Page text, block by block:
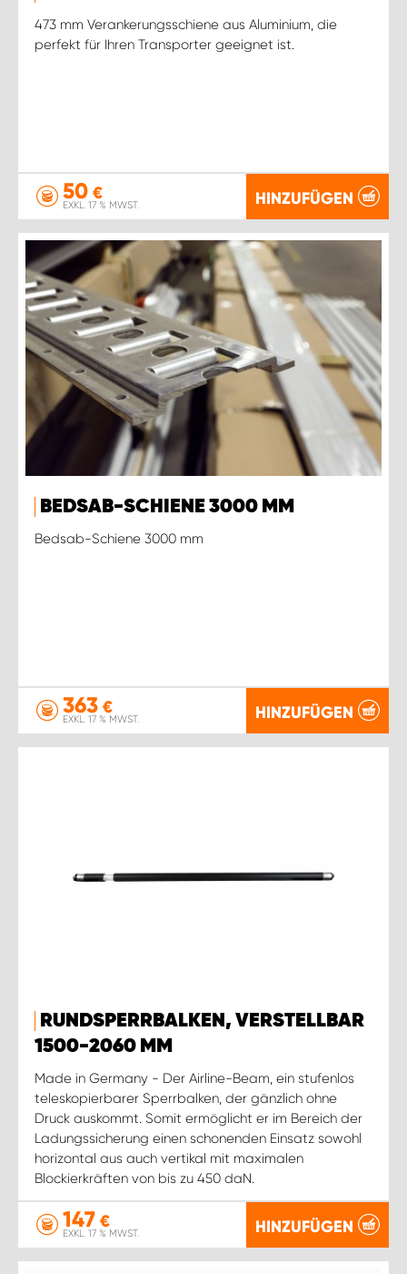
473 mm Verankerungsschiene aus Aluminium, die
perfekt für Ihren Transporter geeignet ist.
50 €
EXKL. 17 % MWST. HINZUFÜGEN
BEDSAB-SCHIENE 3000 MM
Bedsab-Schiene 3000 mm
363 €
EXKL. 17 % MWST. HINZUFÜGEN
RUNDSPERRBALKEN, VERSTELLBAR
1500-2060 MM
Made in Germany - Der Airline-Beam, ein stufenlos
teleskopierbarer Sperrbalken, der gänzlich ohne
Druck auskommt. Somit ermöglicht er im Bereich der
Ladungssicherung einen schonenden Einsatz sowohl
horizontal aus auch vertikal mit maximalen
Blockierkräften von bis zu 450 daN.
147 €
EXKL. 17 % MWST. HINZUFÜGEN